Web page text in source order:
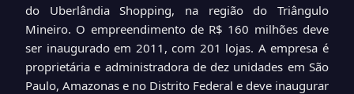
do Uberlândia Shopping, na região do Triângulo
Mineiro. O empreendimento de R$ 160 milhões deve
ser inaugurado em 2011, com 201 lojas. A empresa é
proprietária e administradora de dez unidades em São
Paulo, Amazonas e no Distrito Federal e deve inaugurar